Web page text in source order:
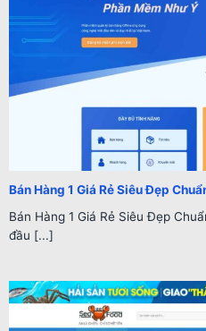
Bán Hàng 1 Giá Rẻ Siêu Đẹp
Bán Hàng 1 Giá Rẻ Siêu Đẹp
đầu [...]